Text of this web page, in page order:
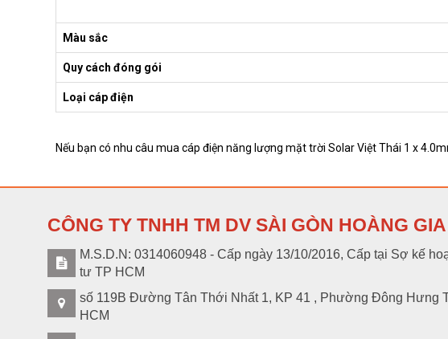
Màu sắc
Quy cách đóng gói
Loại cáp điện
Nếu bạn có nhu câu mua cáp điện năng lượng mặt trời Solar Việt Thái 1 x
CÔNG TY TNHH TM DV SÀI GÒN HOÀNG GIA
M.S.D.N: 0314060948 - Cấp ngày 13/10/2016, Cấp tại Sợ kế
tư TP HCM
số 119B Đường Tân Thới Nhất 1, KP 41 , Phường Đông Hưng
HCM